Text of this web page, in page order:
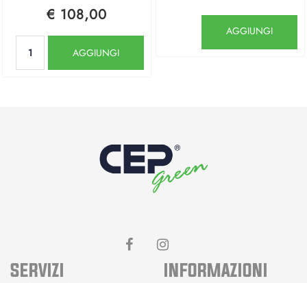
€ 108,00
AGGIUNGI
AGGIUNGI
SERVIZI INFORMAZIONI